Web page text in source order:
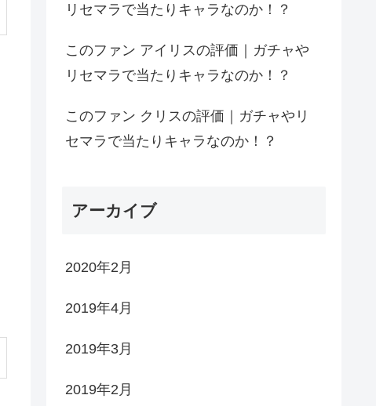
リセマラで当たりキャラなのか！？
このファン アイリスの評価｜ガチャや
リセマラで当たりキャラなのか！？
このファン クリスの評価｜ガチャやリ
セマラで当たりキャラなのか！？
アーカイブ
2020年2月
2019年4月
2019年3月
2019年2月